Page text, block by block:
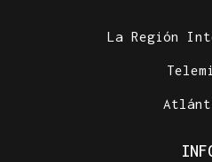
La Región